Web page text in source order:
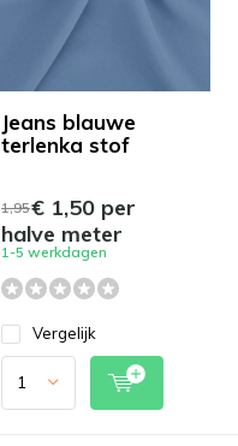
Jeans blauwe
terlenka stof
1,95€ 1,50 per
halve meter
1-5 werkdagen
Vergelijk